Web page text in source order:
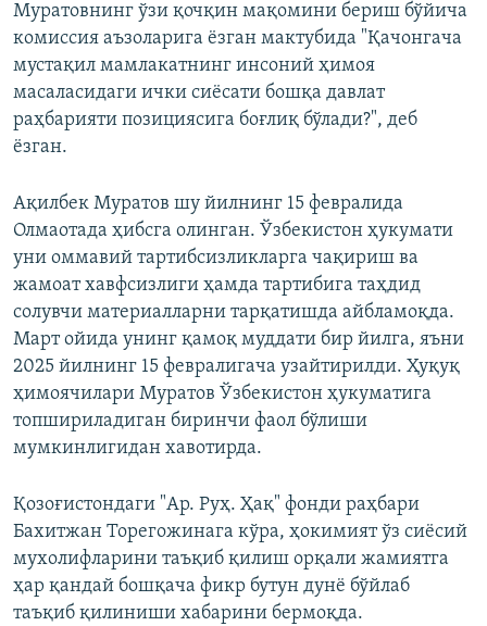
Муратовнинг ўзи қочқин мақомини бериш бўйича
комиссия аъзоларига ёзган мактубида "Қачонгача
мустақил мамлакатнинг инсоний ҳимоя
масаласидаги ички сиёсати бошқа давлат
раҳбарияти позициясига боғлиқ бўлади?", деб
ёзган.
Ақилбек Муратов шу йилнинг 15 февралида
Олмаотада ҳибсга олинган. Ўзбекистон ҳукумати
уни оммавий тартибсизликларга чақириш ва
жамоат хавфсизлиги ҳамда тартибига таҳдид
солувчи материалларни тарқатишда айбламоқда.
Март ойида унинг қамоқ муддати бир йилга, яъни
2025 йилнинг 15 февралигача узайтирилди. Ҳуқуқ
ҳимоячилари Муратов Ўзбекистон ҳукуматига
топшириладиган биринчи фаол бўлиши
мумкинлигидан хавотирда.
Қозоғистондаги "Ар. Руҳ. Ҳақ" фонди раҳбари
Бахитжан Торегожинага кўра, ҳокимият ўз сиёсий
мухолифларини таъқиб қилиш орқали жамиятга
ҳар қандай бошқача фикр бутун дунё бўйлаб
таъқиб қилиниши хабарини бермоқда.